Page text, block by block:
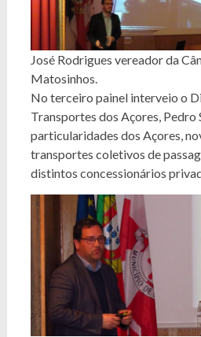
José Rodrigues vereador da
Matosinhos.
No terceiro painel interveio o
Transportes dos Açores, Pedro
particularidades dos Açores,
transportes coletivos de
distintos concessionários